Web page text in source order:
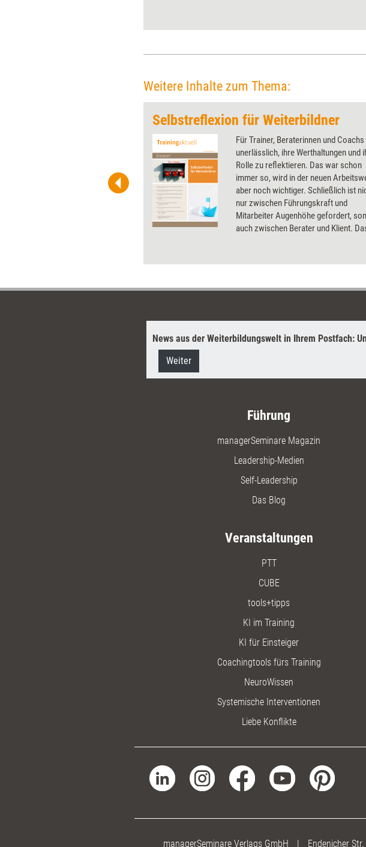
Weitere Inhalte zum Thema:
Selbstreflexion für Weiterbildner
Für Trainer, Beraterinnen und
unerlässlich, ihre Werthaltungen und
Rolle zu reflektieren. Das war schon
immer so, wird in der neuen
aber noch wichtiger. Schließlich ist
nur zwischen Führungskraft und
Mitarbeiter Augenhöhe gefordert,
auch zwischen Berater und Klient.
Anregungen zur Selbstreflexion.
News aus der Weiterbildungswelt in Ihrem Postfach:
Weiter
Führung
managerSeminare Magazin
Leadership-Medien
Self-Leadership
Das Blog
Veranstaltungen
PTT
CUBE
tools+tipps
KI im Training
KI für Einsteiger
Coachingtools fürs Training
NeuroWissen
Systemische Interventionen
Liebe Konflikte
managerSeminare Verlags GmbH | Endenicher Str.